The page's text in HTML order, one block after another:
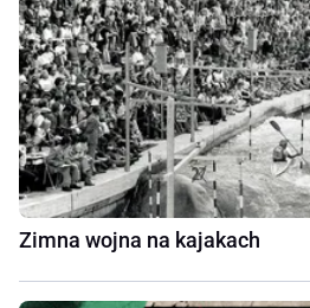
Zimna wojna na kajakach